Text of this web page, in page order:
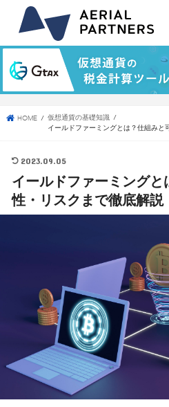
HOME
仮想通貨の基礎知識
イールドファーミングとは？仕組みと
2023.09.05
イールドファーミングと
性・リスクまで徹底解説